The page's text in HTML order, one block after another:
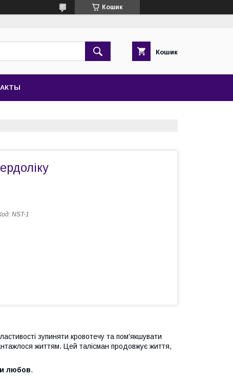
Кошик
Кошик
NST-1
зупиняти кровотечу та пом'якшувати
життям. Цей талісман продовжує життя,
любов.